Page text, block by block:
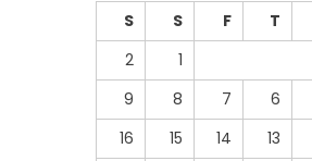
T
F
S
S
1
2
6
7
8
9
13
14
15
16